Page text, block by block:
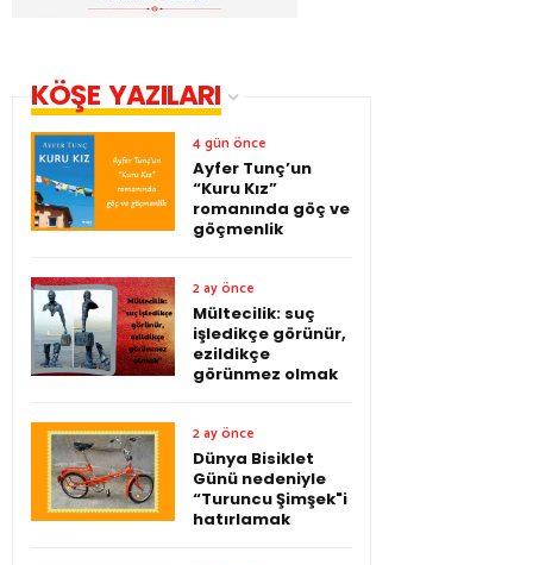
KÖŞE YAZILARI
4 gün önce
Ayfer Tunç’un
“Kuru Kız”
romanında göç ve
göçmenlik
2 ay önce
Mültecilik: suç
işledikçe görünür,
ezildikçe
görünmez olmak
2 ay önce
Dünya Bisiklet
Günü nedeniyle
“Turuncu Şimşek"i
hatırlamak